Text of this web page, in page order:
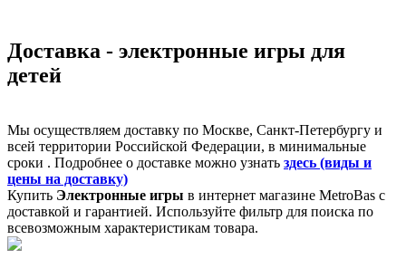
Доставка - электронные игры для
детей
Мы осуществляем доставку по Москве, Санкт-Петербургу и
всей территории Российской Федерации, в минимальные
сроки . Подробнее о доставке можно узнать здесь (виды и
цены на доставку)
Купить Электронные игры в интернет магазине MetroBas с
доставкой и гарантией. Используйте фильтр для поиска по
всевозможным характеристикам товара.